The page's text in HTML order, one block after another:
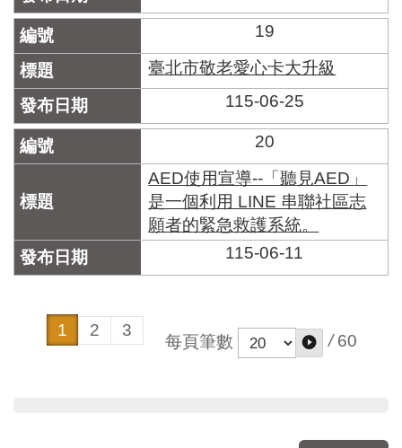
19
臺北市敬老愛心卡大升級
115-06-25
20
AED使用宣導--「聽見AED」
是一個利用 LINE 串聯社區志
願者的緊急救護系統。
115-06-11
1 2 3
每頁筆數 / 60